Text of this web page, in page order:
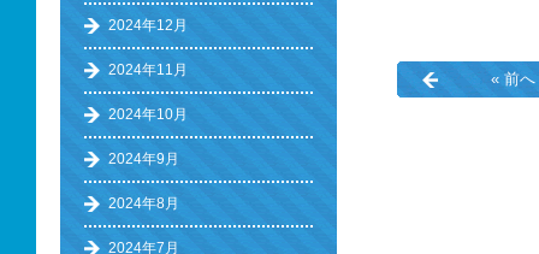
« 前へ
2024年12月
2024年11月
2024年10月
2024年9月
2024年8月
2024年7月